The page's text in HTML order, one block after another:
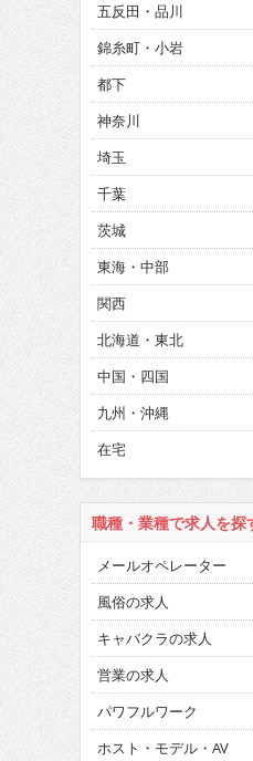
五反田・品川
錦糸町・小岩
都下
神奈川
埼玉
千葉
茨城
東海・中部
関西
北海道・東北
中国・四国
九州・沖縄
在宅
職種・業種で求人を探
メールオペレーター
風俗の求人
キャバクラの求人
営業の求人
パワフルワーク
ホスト・モデル・AV